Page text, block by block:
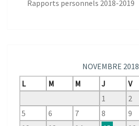
Rapports personnels 2018-2019
NOVEMBRE 2018
L
M M J V
1
2
5
6 7 8 9